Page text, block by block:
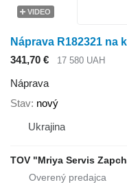
VIDEO
Náprava R182321 na
341,70 €
17 580 UAH
Náprava
Stav nový
Ukrajina
TOV "Mriya Servis